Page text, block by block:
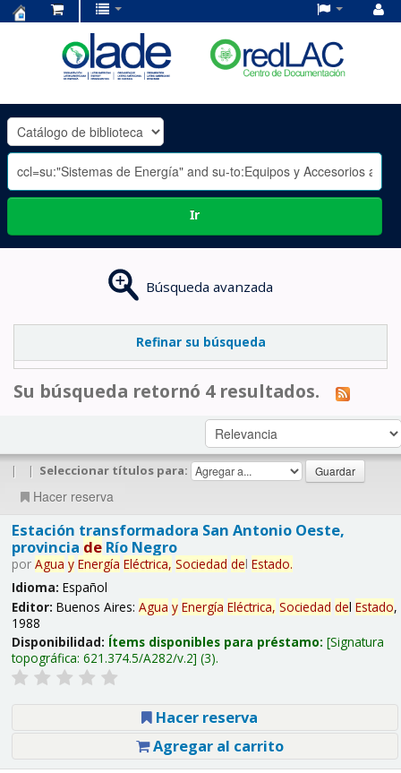
OLADE
-
Ir
Búsqueda avanzada
Refinar su búsqueda
Su búsqueda retornó 4 resultados.
| | Seleccionar títulos para:
Hacer reserva
Estación transformadora San Antonio Oeste,
provincia deRío Negro
por Agua y Energía Eléctrica, Sociedad del Estado.
Idioma: Español
Editor: Buenos Aires: Agua y Energía Eléctrica, Sociedad del Estado,
1988
Disponibilidad: Ítems disponibles para préstamo: Signatura
topográfica: 621.374.5/A282/v.2 (3).
Hacer reserva
Agregar al carrito